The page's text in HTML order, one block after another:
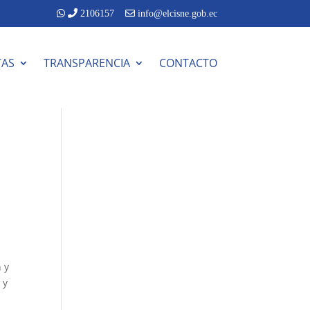
2106157 info@elcisne.gob.ec
TRANSPARENCIA CONTACTO
y
y